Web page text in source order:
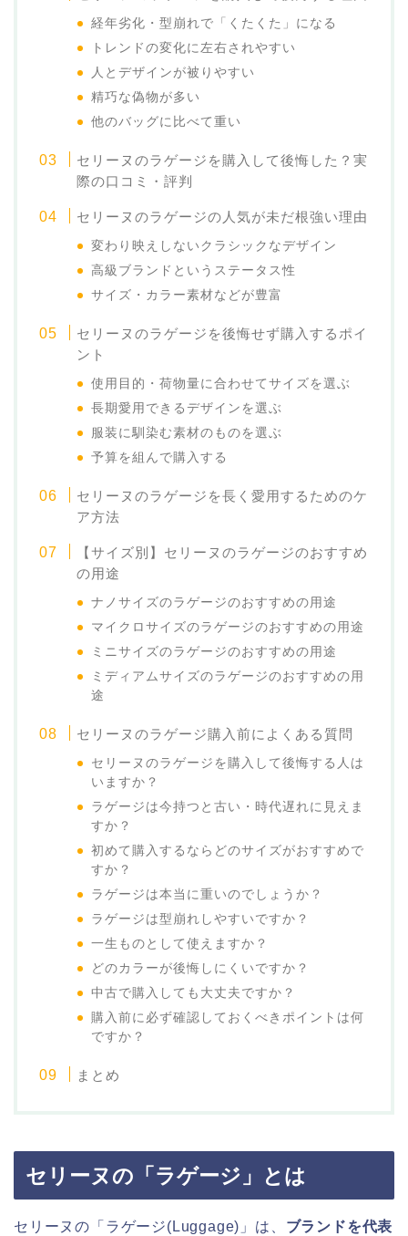
経年劣化・型崩れで「くたくた」になる
トレンドの変化に左右されやすい
人とデザインが被りやすい
精巧な偽物が多い
他のバッグに比べて重い
セリーヌのラゲージを購入して後悔した？実
際の口コミ・評判
セリーヌのラゲージの人気が未だ根強い理由
変わり映えしないクラシックなデザイン
高級ブランドというステータス性
サイズ・カラー素材などが豊富
セリーヌのラゲージを後悔せず購入するポイ
ント
使用目的・荷物量に合わせてサイズを選ぶ
長期愛用できるデザインを選ぶ
服装に馴染む素材のものを選ぶ
予算を組んで購入する
セリーヌのラゲージを長く愛用するためのケ
ア方法
【サイズ別】セリーヌのラゲージのおすすめ
の用途
ナノサイズのラゲージのおすすめの用途
マイクロサイズのラゲージのおすすめの用途
ミニサイズのラゲージのおすすめの用途
ミディアムサイズのラゲージのおすすめの用
途
セリーヌのラゲージ購入前によくある質問
セリーヌのラゲージを購入して後悔する人は
いますか？
ラゲージは今持つと古い・時代遅れに見えま
すか？
初めて購入するならどのサイズがおすすめで
すか？
ラゲージは本当に重いのでしょうか？
ラゲージは型崩れしやすいですか？
一生ものとして使えますか？
どのカラーが後悔しにくいですか？
中古で購入しても大丈夫ですか？
購入前に必ず確認しておくべきポイントは何
ですか？
まとめ
セリーヌの「ラゲージ」とは
セリーヌの「ラゲージ(Luggage)」は、 ブランドを代表